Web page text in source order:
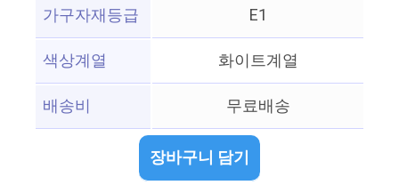
가구자재등급
E1
색상계열
화이트계열
배송비
무료배송
장바구니 담기